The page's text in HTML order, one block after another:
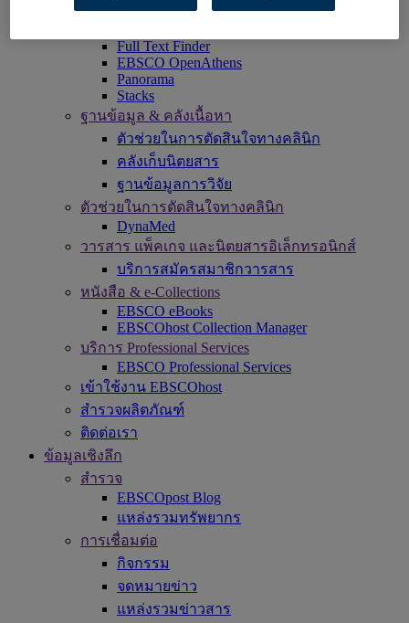
แพลตฟอร์มการวิจัย EBSCOhost
Full Text Finder
EBSCO OpenAthens
Panorama
Stacks
ฐานข้อมูล & คลังเนื้อหา
ตัวช่วยในการตัดสินใจทางคลินิก
คลังเก็บนิตยสาร
ฐานข้อมูลการวิจัย
ตัวช่วยในการตัดสินใจทางคลินิก
DynaMed
วารสาร แพ็คเกจ และนิตยสารอิเล็กทรอนิกส์
บริการสมัครสมาชิกวารสาร
หนังสือ & e-Collections
EBSCO eBooks
EBSCOhost Collection Manager
บริการ Professional Services
EBSCO Professional Services
เข้าใช้งาน EBSCOhost
สำรวจผลิตภัณฑ์
ติดต่อเรา
ข้อมูลเชิงลึก
สำรวจ
EBSCOpost Blog
แหล่งรวมทรัพยากร
การเชื่อมต่อ
กิจกรรม
จดหมายข่าว
แหล่งรวมข่าวสาร